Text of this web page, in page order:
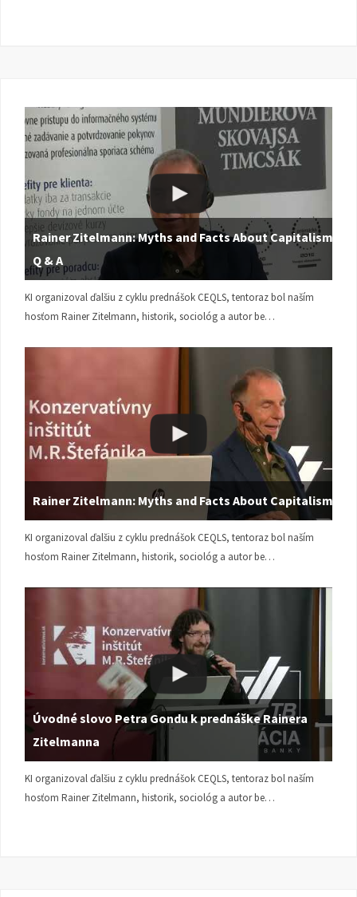
Rainer Zitelmann: Myths and Facts About Capitalism |
Q & A
KI organizoval ďalšiu z cyklu prednášok CEQLS, tentoraz bol naším
hosťom Rainer Zitelmann, historik, sociológ a autor be…
Rainer Zitelmann: Myths and Facts About Capitalism
KI organizoval ďalšiu z cyklu prednášok CEQLS, tentoraz bol naším
hosťom Rainer Zitelmann, historik, sociológ a autor be…
Úvodné slovo Petra Gondu k prednáške Rainera
Zitelmanna
KI organizoval ďalšiu z cyklu prednášok CEQLS, tentoraz bol naším
hosťom Rainer Zitelmann, historik, sociológ a autor be…